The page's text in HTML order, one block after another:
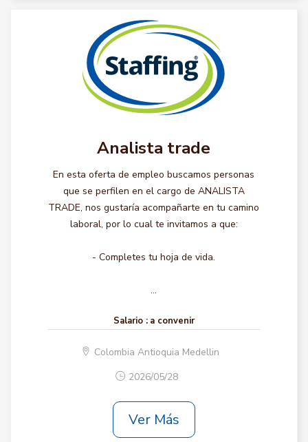
Analista trade
En esta oferta de empleo buscamos personas
que se perfilen en el cargo de ANALISTA
TRADE, nos gustaría acompañarte en tu camino
laboral, por lo cual te invitamos a que:
- Completes tu hoja de vida.
...
Salario : a convenir
Colombia Antioquia Medellin
2026/05/28
Ver Más